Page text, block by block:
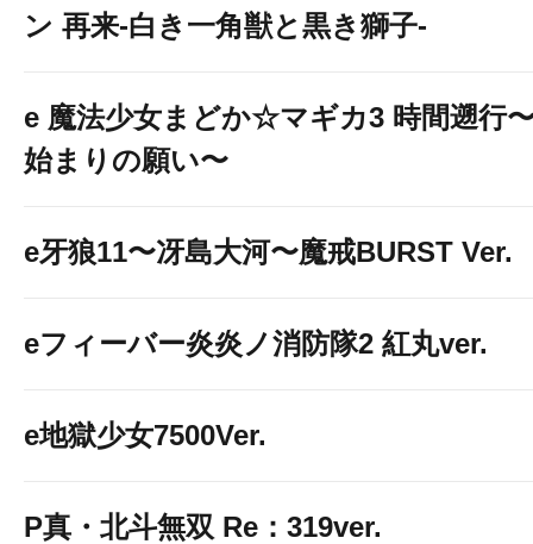
ン 再来-白き一角獣と黒き獅子-
e 魔法少女まどか☆マギカ3 時間遡行
始まりの願い〜
e牙狼11〜冴島大河〜魔戒BURST Ver.
eフィーバー炎炎ノ消防隊2 紅丸ver.
e地獄少女7500Ver.
P真・北斗無双 Re：319ver.